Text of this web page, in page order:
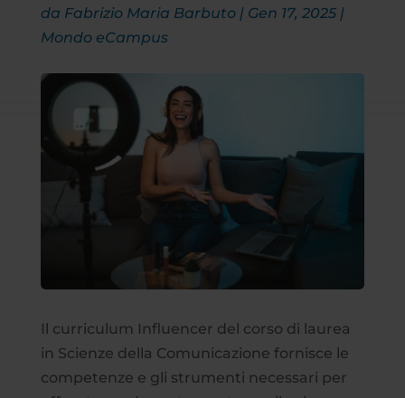
da Fabrizio Maria Barbuto| Gen 17, 2025|
Mondo eCampus
Il curriculum Influencer del corso di laurea
in Scienze della Comunicazione fornisce le
competenze e gli strumenti necessari per